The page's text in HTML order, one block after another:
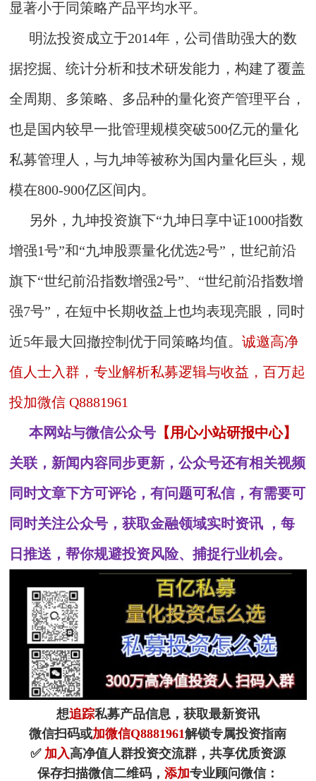
显著小于同策略产品平均水平。
明汯投资成立于2014年，公司借助强大的数
据挖掘、统计分析和技术研发能力，构建了覆盖
全周期、多策略、多品种的量化资产管理平台，
也是国内较早一批管理规模突破500亿元的量化
私募管理人，与九坤等被称为国内量化巨头，规
模在800-900亿区间内。
另外，九坤投资旗下“九坤日享中证1000指数
增强1号”和“九坤股票量化优选2号”，世纪前沿
旗下“世纪前沿指数增强2号”、“世纪前沿指数增
强7号”，在短中长期收益上也均表现亮眼，同时
近5年最大回撤控制优于同策略均值。诚邀高净
值人士入群，专业解析私募逻辑与收益，百万起
投加微信 Q8881961
本网站与微信公众号 【用心小站研报中心】
关联，新闻内容同步更新，公众号还有相关视频
同时文章下方可评论，有问题可私信，有需要可
同时关注公众号，获取金融领域实时资讯 ，每
日推送，帮你规避投资风险、捕捉行业机会。
想追踪私募产品信息，获取最新资讯
微信扫码或加微信Q8881961解锁专属投资指南
✅ 加入高净值人群投资交流群，共享优质资源
保存扫描微信二维码， 添加专业顾问微信：